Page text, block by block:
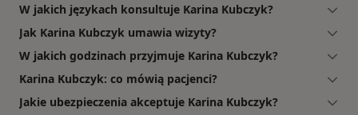
W jakich językach konsultuje Karina Kubczyk?
Jak Karina Kubczyk umawia wizyty?
W jakich godzinach przyjmuje Karina Kubczyk?
Karina Kubczyk: co mówią pacjenci?
Jakie ubezpieczenia akceptuje Karina Kubczyk?